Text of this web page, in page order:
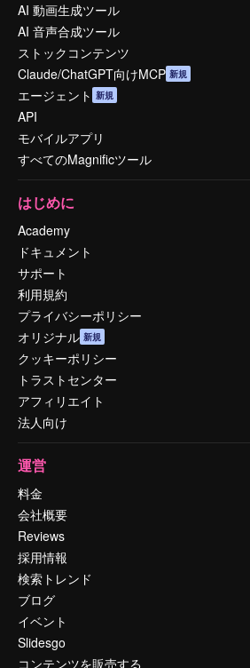
AI 動画生成ツール
AI 音声合成ツール
ストックコンテンツ
Claude/ChatGPT向けMCP 新規
エージェント 新規
API
モバイルアプリ
すべてのMagnificツール
はじめに
Academy
ドキュメント
サポート
利用規約
プライバシーポリシー
オリジナル 新規
クッキーポリシー
トラストセンター
アフィリエイト
法人向け
運営
料金
会社概要
Reviews
採用情報
検索トレンド
ブログ
イベント
Slidesgo
コンテンツを販売する